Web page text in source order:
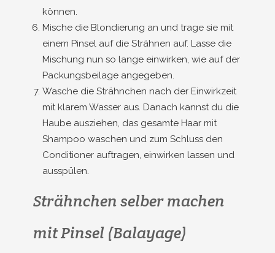
können.
Mische die Blondierung an und trage sie mit
einem Pinsel auf die Strähnen auf. Lasse die
Mischung nun so lange einwirken, wie auf der
Packungsbeilage angegeben.
Wasche die Strähnchen nach der Einwirkzeit
mit klarem Wasser aus. Danach kannst du die
Haube ausziehen, das gesamte Haar mit
Shampoo waschen und zum Schluss den
Conditioner auftragen, einwirken lassen und
ausspülen.
Strähnchen selber machen
mit Pinsel (Balayage)